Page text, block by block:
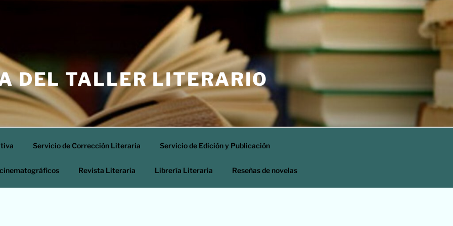
DEL TALLER LITERARIO
Servicio de Corrección Literaria Servicio de Edición y Publicación
Revista Literaria Librería Literaria Reseñas de novelas